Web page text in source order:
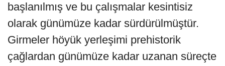
başlanılmış ve bu çalışmalar kesintisiz
olarak günümüze kadar sürdürülmüştür.
Girmeler höyük yerleşimi prehistorik
çağlardan günümüze kadar uzanan süreçte